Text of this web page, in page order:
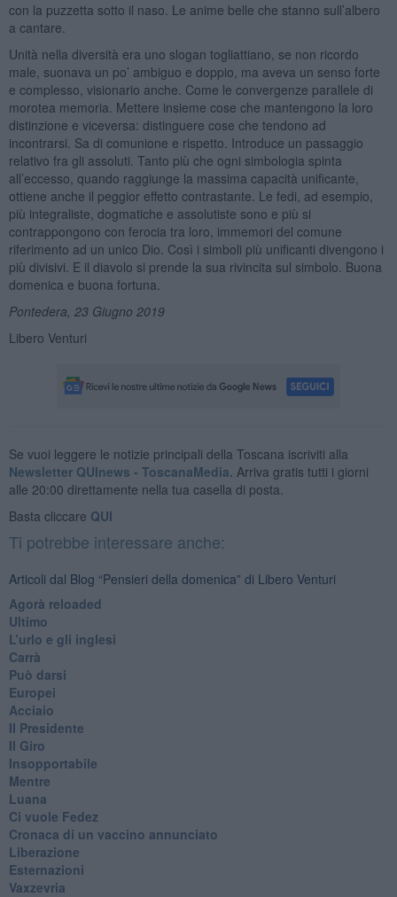
con la puzzetta sotto il naso. Le anime belle che stanno sull’albero
a cantare.
Unità nella diversità era uno slogan togliattiano, se non ricordo
male, suonava un po’ ambiguo e doppio, ma aveva un senso forte
e complesso, visionario anche. Come le convergenze parallele di
morotea memoria. Mettere insieme cose che mantengono la loro
distinzione e viceversa: distinguere cose che tendono ad
incontrarsi. Sa di comunione e rispetto. Introduce un passaggio
relativo fra gli assoluti. Tanto più che ogni simbologia spinta
all’eccesso, quando raggiunge la massima capacità unificante,
ottiene anche il peggior effetto contrastante. Le fedi, ad esempio,
più integraliste, dogmatiche e assolutiste sono e più si
contrappongono con ferocia tra loro, immemori del comune
riferimento ad un unico Dio. Così i simboli più unificanti divengono i
più divisivi. E il diavolo si prende la sua rivincita sul simbolo. Buona
domenica e buona fortuna.
Pontedera, 23 Giugno 2019
Libero Venturi
Se vuoi leggere le notizie principali della Toscana iscriviti alla
Newsletter QUInews - ToscanaMedia. Arriva gratis tutti i giorni
alle 20:00 direttamente nella tua casella di posta.
Basta cliccare QUI
Ti potrebbe interessare anche:
Articoli dal Blog “Pensieri della domenica” di Libero Venturi
​Agorà reloaded
Ultimo
​L’urlo e gli inglesi
Carrà
Può darsi
Europei
Acciaio
Il Presidente
​Il Giro
Insopportabile
​Mentre
Luana
​Ci vuole Fedez
​Cronaca di un vaccino annunciato
​Liberazione
Esternazioni
Vaxzevria